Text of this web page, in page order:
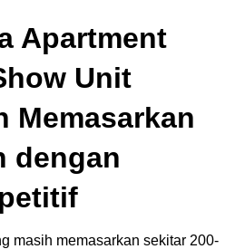
Apartment
Unit
Memasarkan
dengan
masih memasarkan sekitar 200-